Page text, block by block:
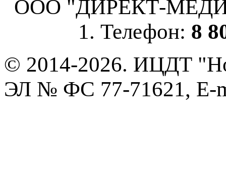
ООО "ДИРЕКТ-
1. Телефон: 8
© 2014-2026. ИЦДТ
ЭЛ № ФС 77-71621, E-